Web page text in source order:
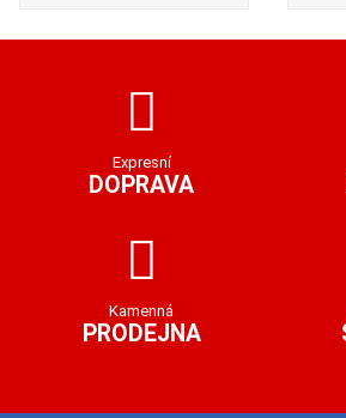
Expresní
DOPRAVA
Kamenná
PRODEJNA